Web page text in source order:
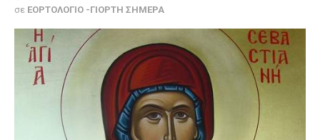
σε ΕΟΡΤΟΛΟΓΙΟ -ΓΙΟΡΤΗ ΣΗΜΕΡΑ